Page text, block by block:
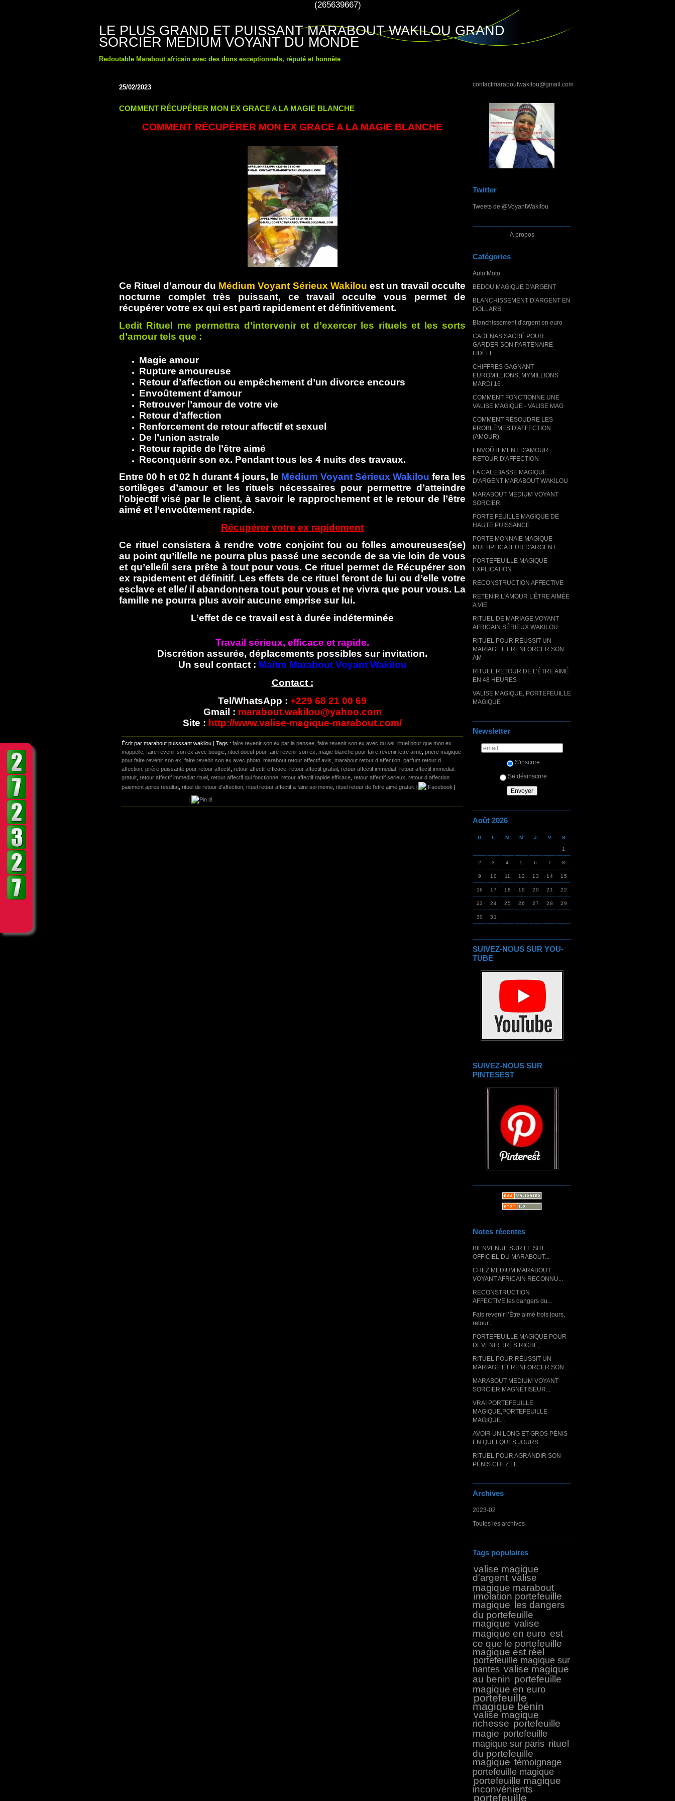
(265639667)
LE PLUS GRAND ET PUISSANT MARABOUT WAKILOU GRAND
SORCIER MEDIUM VOYANT DU MONDE
Redoutable Marabout africain avec des dons exceptionnels, réputé et honnête
contactmaraboutwakilou@gmail.com
Twitter
Tweets de @VoyantWakilou
À propos
Catégories
Auto Moto
BEDOU MAGIQUE D'ARGENT
BLANCHISSEMENT D'ARGENT EN
DOLLARS,
Blanchissement d'argent en euro
CADENAS SACRÉ POUR
GARDER SON PARTENAIRE
FIDÈLE
CHIFFRES GAGNANT
EUROMILLIONS, MYMILLIONS
MARDI 16
COMMENT FONCTIONNE UNE
VALISE MAGIQUE - VALISE MAG
COMMENT RÉSOUDRE LES
PROBLÈMES D'AFFECTION
(AMOUR)
ENVOÛTEMENT D'AMOUR
RETOUR D'AFFECTION
LA CALEBASSE MAGIQUE
D'ARGENT MARABOUT WAKILOU
MARABOUT MEDIUM VOYANT
SORCIER
PORTE FEUILLE MAGIQUE DE
HAUTE PUISSANCE
PORTE MONNAIE MAGIQUE
MULTIPLICATEUR D'ARGENT
PORTEFEUILLE MAGIQUE
EXPLICATION
RECONSTRUCTION AFFECTIVE
RETENIR L'AMOUR L’ÊTRE AIMÉE
A VIE
RITUEL DE MARIAGE,VOYANT
AFRICAIN SÉRIEUX WAKILOU
RITUEL POUR RÉUSSIT UN
MARIAGE ET RENFORCER SON
AM
RITUEL RETOUR DE L’ÊTRE AIMÉ
EN 48 HEURES
VALISE MAGIQUE, PORTEFEUILLE
MAGIQUE
Newsletter
S'inscrire
Se désinscrire
Août 2026
D L M M J V S
1
2 3 4 5 6 7 8
9 10 11 12 13 14 15
16 17 18 19 20 21 22
23 24 25 26 27 28 29
30 31
SUIVEZ-NOUS SUR YOU-
TUBE
SUIVEZ-NOUS SUR
PINTESEST
Notes récentes
BIENVENUE SUR LE SITE
OFFICIEL DU MARABOUT...
CHEZ MEDIUM MARABOUT
VOYANT AFRICAIN RECONNU...
RECONSTRUCTION
AFFECTIVE,les dangers du...
Fais revenir l’Être aimé trois jours,
retour...
PORTEFEUILLE MAGIQUE POUR
DEVENIR TRÈS RICHE,...
RITUEL POUR RÉUSSIT UN
MARIAGE ET RENFORCER SON...
MARABOUT MEDIUM VOYANT
SORCIER MAGNÉTISEUR...
VRAI PORTEFEUILLE
MAGIQUE,PORTEFEUILLE
MAGIQUE...
AVOIR UN LONG ET GROS PÉNIS
EN QUELQUES JOURS...
RITUEL POUR AGRANDIR SON
PÉNIS CHEZ LE...
Archives
2023-02
Toutes les archives
Tags populaires
valise magique
d'argent valise
magique marabout
imolation portefeuille
magique les dangers
du portefeuille
magique valise
magique en euro est
ce que le portefeuille
magique est réel
portefeuille magique sur
nantes valise magique
au benin portefeuille
magique en euro
portefeuille
magique bénin
valise magique
richesse portefeuille
magie portefeuille
magique sur paris rituel
du portefeuille
magique témoignage
portefeuille magique
portefeuille magique
inconvénients
portefeuille
25/02/2023
COMMENT RÉCUPÉRER MON EX GRACE A LA MAGIE BLANCHE
COMMENT RÉCUPÉRER MON EX GRACE A LA MAGIE BLANCHE
Ce Rituel d’amour du Médium Voyant Sérieux Wakilou est un travail occulte
nocturne complet très puissant, ce travail occulte vous permet de
récupérer votre ex qui est parti rapidement et définitivement.
Ledit Rituel me permettra d’intervenir et d’exercer les rituels et les sorts
d’amour tels que :
Magie amour
Rupture amoureuse
Retour d’affection ou empêchement d’un divorce encours
Envoûtement d’amour
Retrouver l’amour de votre vie
Retour d’affection
Renforcement de retour affectif et sexuel
De l’union astrale
Retour rapide de l’être aimé
Reconquérir son ex. Pendant tous les 4 nuits des travaux.
Entre 00 h et 02 h durant 4 jours, le Médium Voyant Sérieux Wakilou fera les
sortilèges d’amour et les rituels nécessaires pour permettre d’atteindre
l’objectif visé par le client, à savoir le rapprochement et le retour de l’être
aimé et l’envoûtement rapide.
Récupérer votre ex rapidement
Ce rituel consistera à rendre votre conjoint fou ou folles amoureuses(se)
au point qu’il/elle ne pourra plus passé une seconde de sa vie loin de vous
et qu’elle/il sera prête à tout pour vous. Ce rituel permet de Récupérer son
ex rapidement et définitif. Les effets de ce rituel feront de lui ou d’elle votre
esclave et elle/ il abandonnera tout pour vous et ne vivra que pour vous. La
famille ne pourra plus avoir aucune emprise sur lui.
L’effet de ce travail est à durée indéterminée
Travail sérieux, efficace et rapide.
Discrétion assurée, déplacements possibles sur invitation.
Un seul contact : Maître Marabout Voyant Wakilou
Contact :
Tel/WhatsApp : +229 68 21 00 69
Gmail : marabout.wakilou@yahoo.com
Site : http://www.valise-magique-marabout.com/
Écrit par marabout puisssant wakilou | Tags : faire revenir son ex par la pensee faire revenir son ex avec du sel rituel pour que mon ex
mappelle faire revenir son ex avec bougie rituel doeuf pour faire revenir son ex magie blanche pour faire revenir letre aime priere magique
pour faire revenir son ex faire revenir son ex avec photo marabout retour affectif avis marabout retour d affection parfum retour d
affection prière puissante pour retour affectif retour affectif efficace retour affectif gratuit retour affectif immediat retour affectif immediat
gratuit retour affectif immediat rituel retour affectif qui fonctionne retour affectif rapide efficace retour affectif serieux retour d affection
paiement apres resultat rituel de retour d'affection rituel retour affectif a faire soi meme rituel retour de l'etre aimé gratuit | Facebook |
|